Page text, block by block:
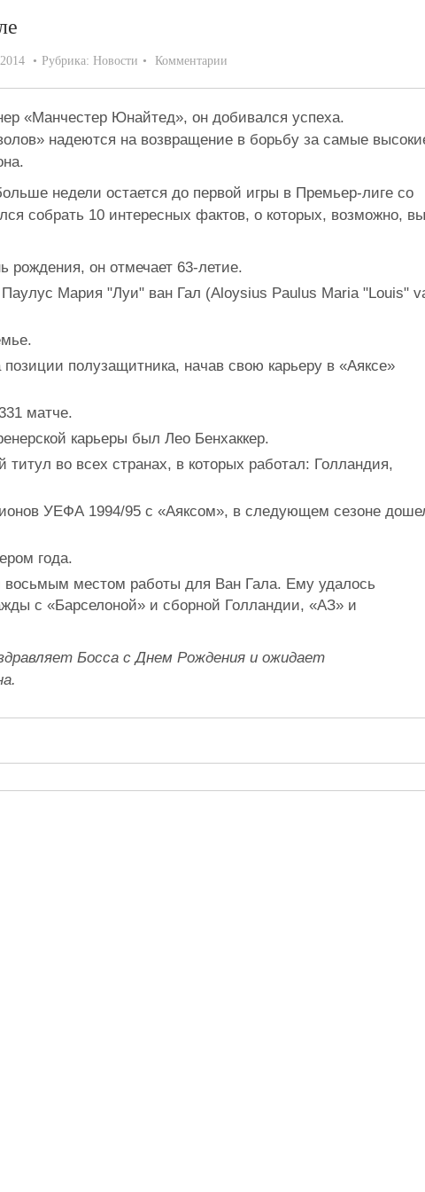
Рубрика: Новости Комментарии
«Манчестер Юнайтед», он добивался успеха.
надеются на возвращение в борьбу за самые
недели остается до первой игры в Премьер-лиге со
собрать 10 интересных фактов, о которых, возможно, вы
рождения, он отмечает 63-летие.
Мария "Луи" ван Гал (Aloysius Paulus Maria "Louis"
полузащитника, начав свою карьеру в «Аякcе»
матче.
карьеры был Лео Бенхаккер.
во всех странах, в которых работал: Голландия,
УЕФА 1994/95 с «Аяксом», в следующем сезоне
года.
местом работы для Ван Гала. Ему удалось
с «Барселоной» и сборной Голландии, «АЗ» и
Босса с Днем Рождения и ожидает